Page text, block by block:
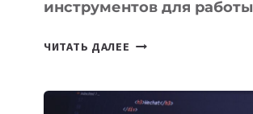
инструментов для работы
ЧИТАТЬ ДАЛЕЕ ТАСК-
ПОЛЕЗНЫХ